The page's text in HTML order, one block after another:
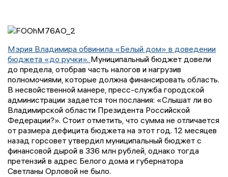
Мэрия Владимира обвинила «Белый дом» в доведении
бюджета «до ручки». Муниципальный бюджет довели
до предела, отобрав часть налогов и нагрузив
полномочиями, которые должна финансировать область.
В несвойственной манере, пресс-служба городской
администрации задается тон послания: «Слышат ли во
Владимирской области Президента Российской
Федерации?». Стоит отметить, что сумма не отличается
от размера дефицита бюджета на этот год. 12 месяцев
назад горсовет утвердил муниципальный бюджет с
финансовой дырой в 336 млн рублей, однако тогда
претензий в адрес Белого дома и губернатора
Светланы Орловой не было.